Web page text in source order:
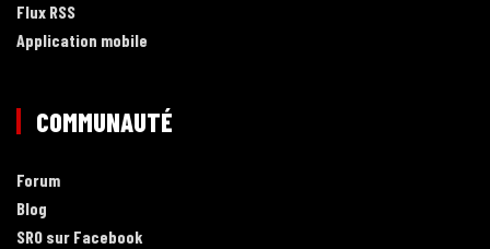
Flux RSS
Application mobile
COMMUNAUTÉ
Forum
Blog
SRO sur Facebook